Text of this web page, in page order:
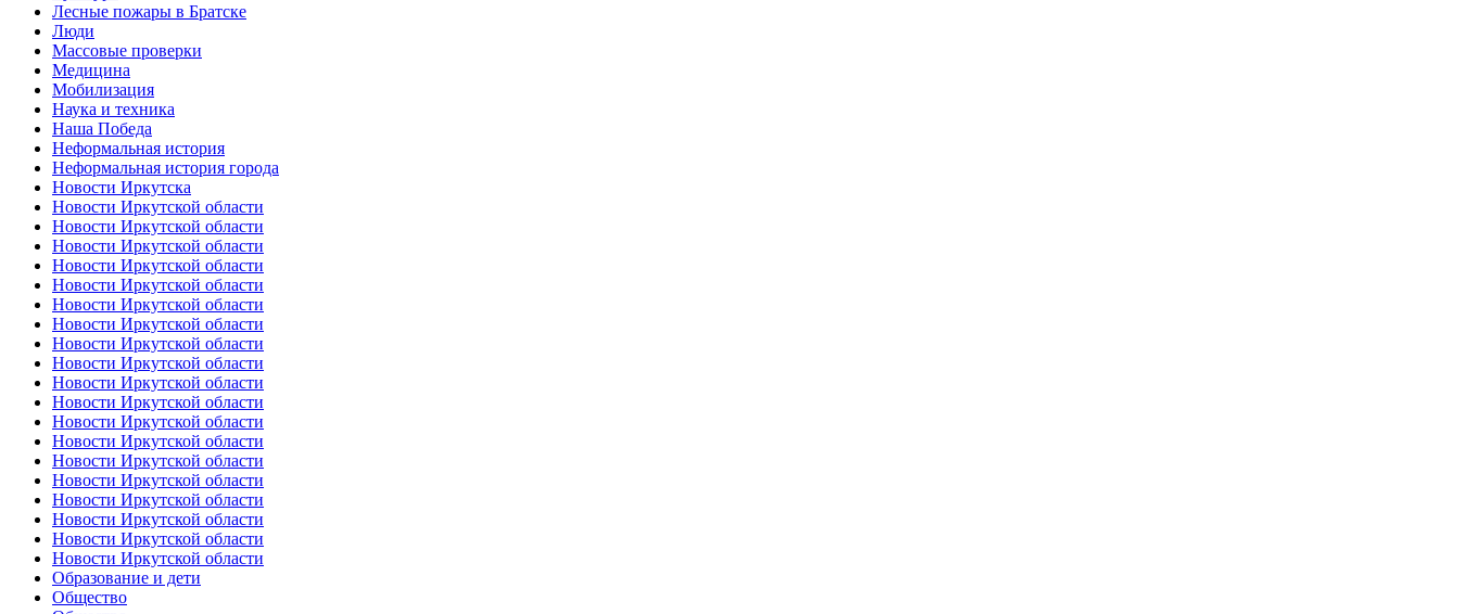
Лесные пожары в Братске
Люди
Массовые проверки
Медицина
Мобилизация
Наука и техника
Наша Победа
Неформальная история
Неформальная история города
Новости Иркутска
Новости Иркутской области
Новости Иркутской области
Новости Иркутской области
Новости Иркутской области
Новости Иркутской области
Новости Иркутской области
Новости Иркутской области
Новости Иркутской области
Новости Иркутской области
Новости Иркутской области
Новости Иркутской области
Новости Иркутской области
Новости Иркутской области
Новости Иркутской области
Новости Иркутской области
Новости Иркутской области
Новости Иркутской области
Новости Иркутской области
Новости Иркутской области
Образование и дети
Общество